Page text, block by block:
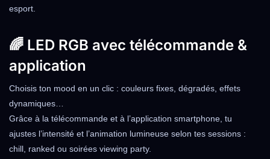
esport.
🌈 LED RGB avec télécommande &
application
Choisis ton mood en un clic : couleurs fixes, dégradés, effets
dynamiques…
Grâce à la télécommande et à l’application smartphone, tu
ajustes l’intensité et l’animation lumineuse selon tes sessions :
chill, ranked ou soirées viewing party.